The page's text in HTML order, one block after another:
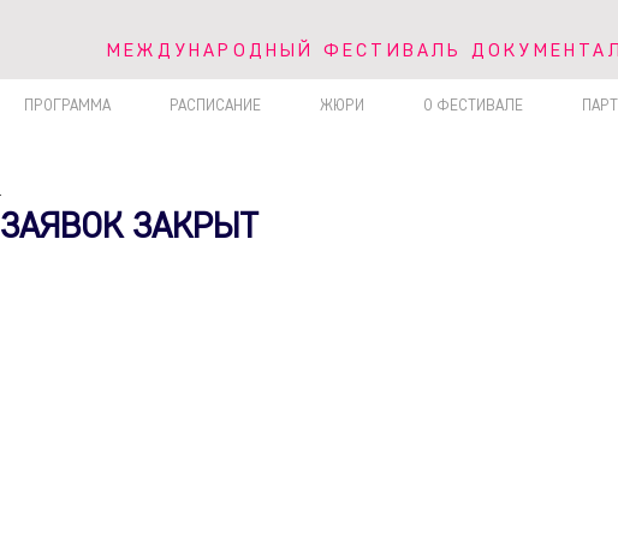
ПРОГРАММА РАСПИСАНИЕ ЖЮРИ О ФЕСТИВАЛЕ
V МЕЖДУНАРОДНЫЙ ФЕСТИВАЛЬ
МЕЖДУНАРОДНЫЙ ФЕСТИВАЛЬ
ЗАКРЫТ